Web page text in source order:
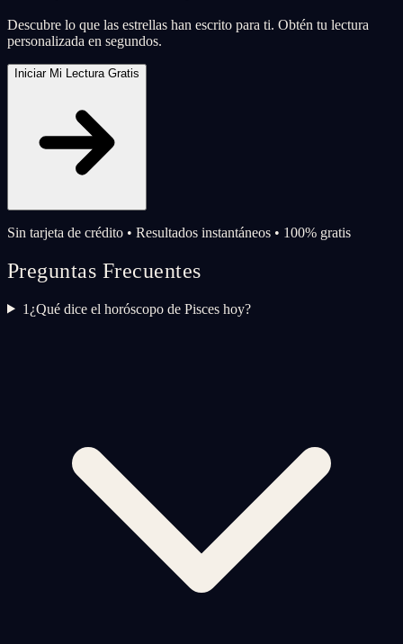
Descubre lo que las estrellas han escrito para ti. Obtén tu lectura
personalizada en segundos.
Iniciar Mi Lectura Gratis
Sin tarjeta de crédito • Resultados instantáneos • 100% gratis
Preguntas Frecuentes
1 ¿Qué dice el horóscopo de Pisces hoy?